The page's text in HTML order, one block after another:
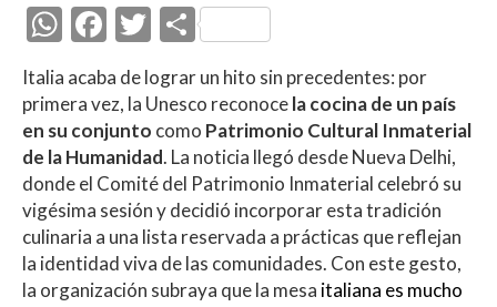
W
at
s
A
p
p
F
ac
e
b
o
o
k
T
itt
er
C
m
p
ar
ti
r
Italia acaba de lograr un hito sin precedentes: por
primera vez, la Unesco reconocela cocina de un país
en su conjunto como Patrimonio Cultural Inmaterial
de la Humanidad. La noticia llegó desde Nueva Delhi,
donde el Comité del Patrimonio Inmaterial celebró su
vigésima sesión y decidió incorporar esta tradición
culinaria a una lista reservada a prácticas que reflejan
la identidad viva de las comunidades. Con este gesto,
la organización subraya que la mesa italiana es mucho